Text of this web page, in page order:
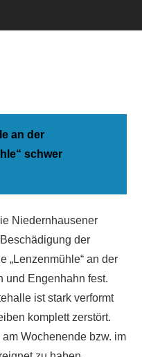
an der
schwer
Niedernhausener
der
„Lenzenmühle“ an der
und Engenhahn fest.
ist stark verformt
komplett zerstört.
Wochenende bzw. im